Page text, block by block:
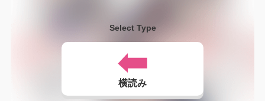
Select Type
横読み